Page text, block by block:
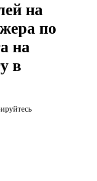
на
по
на
в